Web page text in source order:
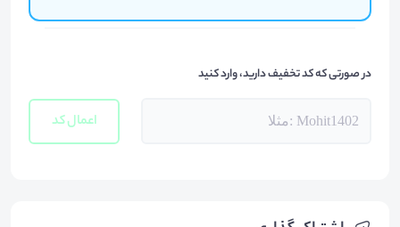
در صورتی که کد تخفیف دارید، وارد کنید
اعمال کد